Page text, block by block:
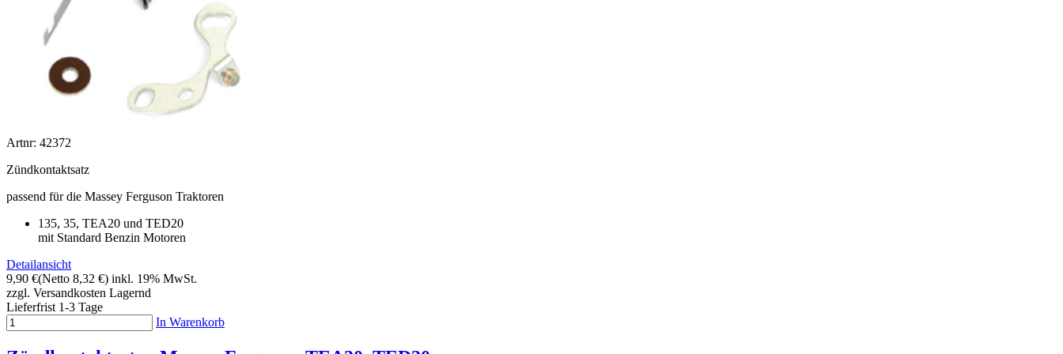
Artnr: 42372
Zündkontaktsatz
passend für die Massey Ferguson Traktoren
135, 35, TEA20 und TED20
mit Standard Benzin Motoren
Detailansicht
9,90 €(Netto 8,32 €) inkl. 19% MwSt.
zzgl. Versandkosten Lagernd
Lieferfrist 1-3 Tage
In Warenkorb